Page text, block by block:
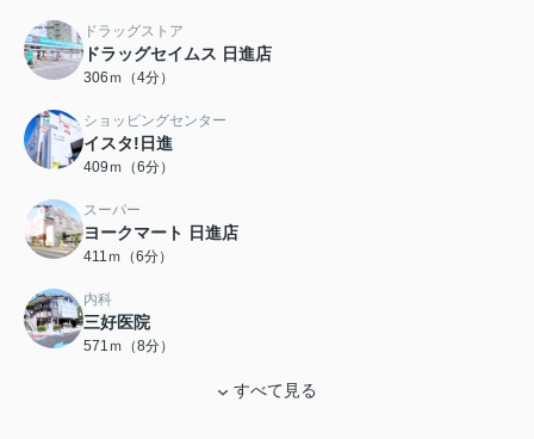
ドラッグストア
ドラッグセイムス 日進店
306ｍ（4分）
ショッピングセンター
イスタ!日進
409ｍ（6分）
スーパー
ヨークマート 日進店
411ｍ（6分）
内科
三好医院
571ｍ（8分）
すべて見る